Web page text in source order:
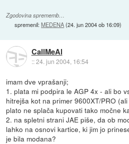
Zgodovina sprememb…
spremenil:MEDENA(24. jun 2004 ob 16:09)
CallMeAl
::24. jun 2004, 16:54
imam dve vprašanji;
1. plata mi podpira le AGP 4x - ali bo
hitrejša kot na primer 9600XT/PRO
plato ne splača kupovati tako močne
2. na spletni strani JAE piše, da ob
lahko na osnovi kartice, ki jim jo
je bila modana?